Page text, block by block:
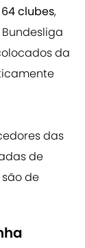
clubes,
Bundesliga
da
das
de
de